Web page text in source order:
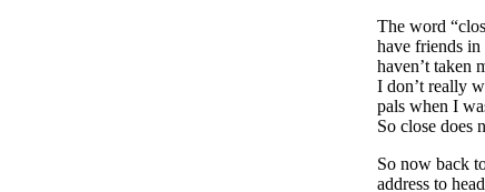
The word
have friends
haven’t taken
I don’t really
pals when I
So close does
So now back
address to